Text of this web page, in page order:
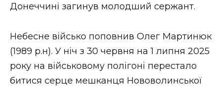
Донеччині загинув молодший сержант.
Небесне військо поповнив Олег Мартинюк
(1989 р.н). У ніч з 30 червня на 1 липня 2025
року на військовому полігоні перестало
битися серце мешканця Нововолинської